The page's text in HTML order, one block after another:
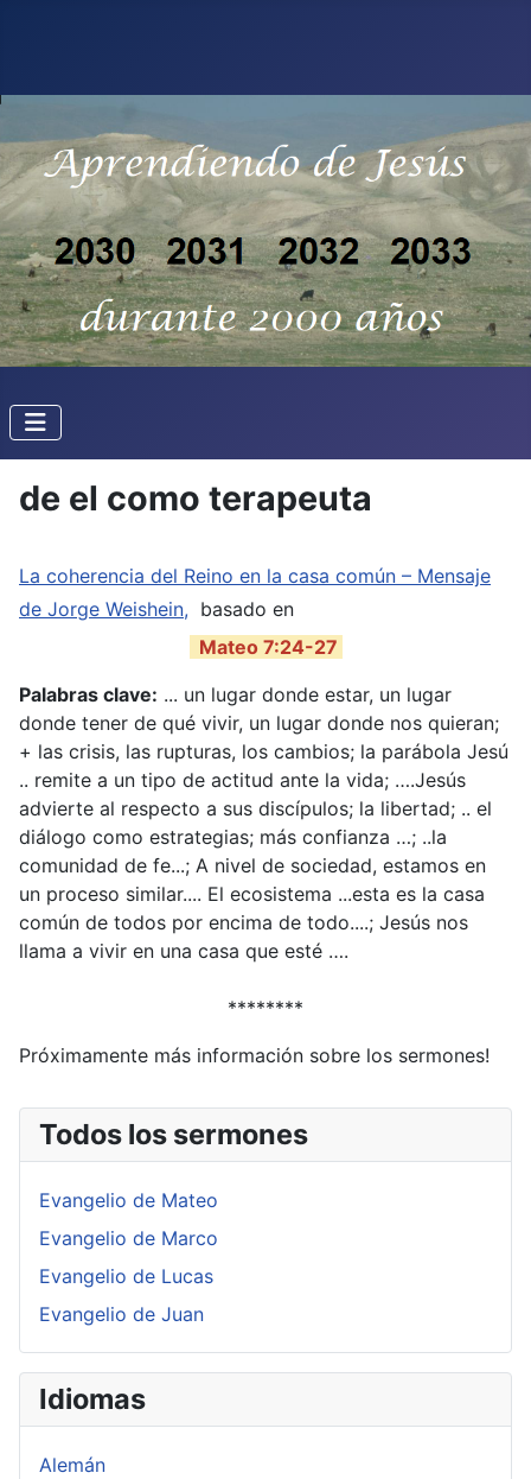
de el como terapeuta
La coherencia del Reino en la casa común – Mensaje
de Jorge Weishein, basado en
Mateo 7:24-27
Palabras clave: ... un lugar donde estar, un lugar
donde tener de qué vivir, un lugar donde nos quieran;
+ las crisis, las rupturas, los cambios; la parábola Jesú
.. remite a un tipo de actitud ante la vida; ….Jesús
advierte al respecto a sus discípulos; la libertad; .. el
diálogo como estrategias; más confianza …; ..la
comunidad de fe...; A nivel de sociedad, estamos en
un proceso similar.... El ecosistema ...esta es la casa
común de todos por encima de todo....; Jesús nos
llama a vivir en una casa que esté ….
********
Próximamente más información sobre los sermones!
Todos los sermones
Evangelio de Mateo
Evangelio de Marco
Evangelio de Lucas
Evangelio de Juan
Idiomas
Alemán